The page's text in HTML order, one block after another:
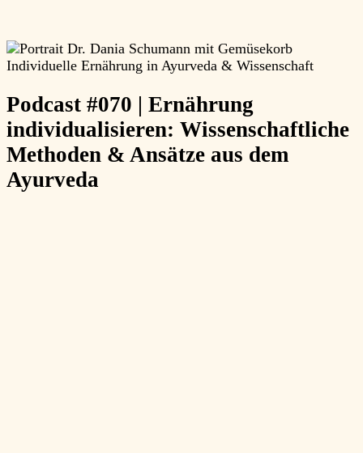
Podcast #070 | Ernährung
individualisieren: Wissenschaftliche
Methoden & Ansätze aus dem
Ayurveda